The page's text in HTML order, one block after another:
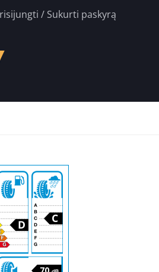
/ Sukurti paskyrą